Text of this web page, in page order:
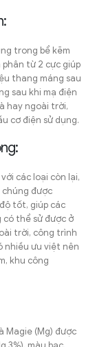
trong bể kẽm
từ 2 cực giúp
thang máng sau
sau khi mạ điện
hay ngoài trời,
cơ điện sử dụng.
các loại còn lại,
chúng được
tốt, giúp các
có thể sử được ở
trời, công trình
nhiều ưu việt nên
khu công
Magie (Mg) được